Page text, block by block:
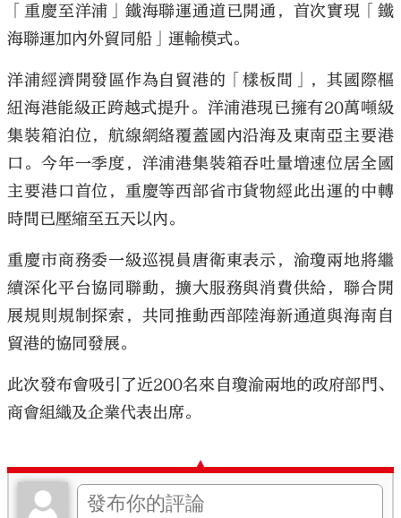
「重慶至洋浦」鐵海聯運通道已開通，首次實現「鐵
海聯運加內外貿同船」運輸模式。
洋浦經濟開發區作為自貿港的「樣板間」，其國際樞
紐海港能級正跨越式提升。洋浦港現已擁有20萬噸級
集裝箱泊位，航線網絡覆蓋國內沿海及東南亞主要港
口。今年一季度，洋浦港集裝箱吞吐量增速位居全國
主要港口首位，重慶等西部省市貨物經此出運的中轉
時間已壓縮至五天以內。
重慶市商務委一級巡視員唐衛東表示，渝瓊兩地將繼
續深化平台協同聯動，擴大服務與消費供給，聯合開
展規則規制探索，共同推動西部陸海新通道與海南自
貿港的協同發展。
此次發布會吸引了近200名來自瓊渝兩地的政府部門、
商會組織及企業代表出席。